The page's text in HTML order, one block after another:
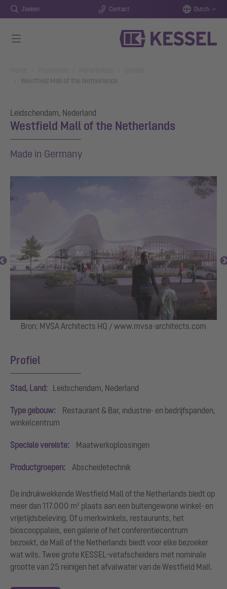
Zoeken Contact Dutch
Westfield Mall of the Netherlands
Leidschendam, Nederland
Westfield Mall of the Netherlands
Made in Germany
Bron: MVSA Architects HQ / www.mvsa-architects.com
Profiel
Stad, Land: Leidschendam, Nederland
Type gebouw:
Restaurant & Bar, industrie- en bedrijfspanden,
winkelcentrum
Speciale vereiste: Maatwerkoplossingen
Productgroepen: Abscheidetechnik
De indrukwekkende Westfield Mall of the Netherlands biedt op
meer dan 117.000 m² plaats aan een buitengewone winkel- en
vrijetijdsbeleving. Of u merkwinkels, restaurants, het
bioscooppaleis, een galerie of het conferentiecentrum
bezoekt, de Mall of the Netherlands biedt voor elke bezoeker
wat wils. Twee grote KESSEL-vetafscheiders met nominale
grootte van 25 reinigen het afvalwater van de Westfield Mall.